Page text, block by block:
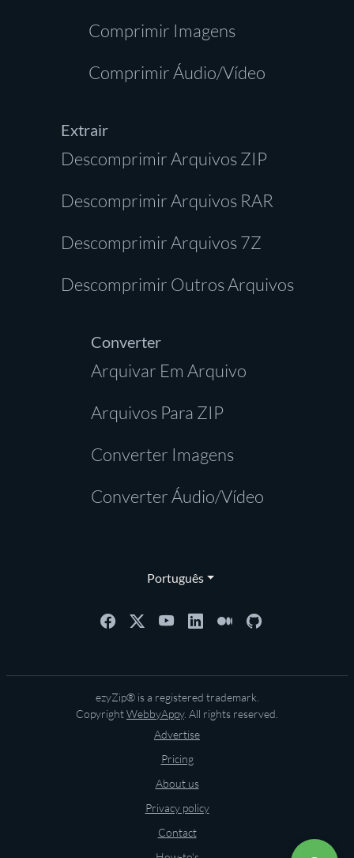
Comprimir Imagens
Comprimir Áudio/Vídeo
Extrair
Descomprimir Arquivos ZIP
Descomprimir Arquivos RAR
Descomprimir Arquivos 7Z
Descomprimir Outros Arquivos
Converter
Arquivar Em Arquivo
Arquivos Para ZIP
Converter Imagens
Converter Áudio/Vídeo
Português
ezyZip® is a registered trademark.
CopyrightWebbyAppy. All rights reserved.
Advertise
Pricing
About us
Privacy policy
Contact